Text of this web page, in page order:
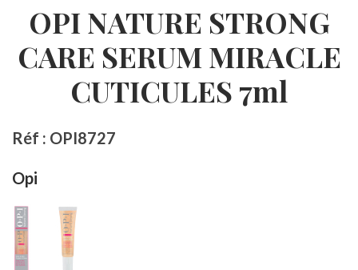
OPI NATURE STRONG
CARE SERUM MIRACLE
CUTICULES 7ml
Réf : OPI8727
Opi